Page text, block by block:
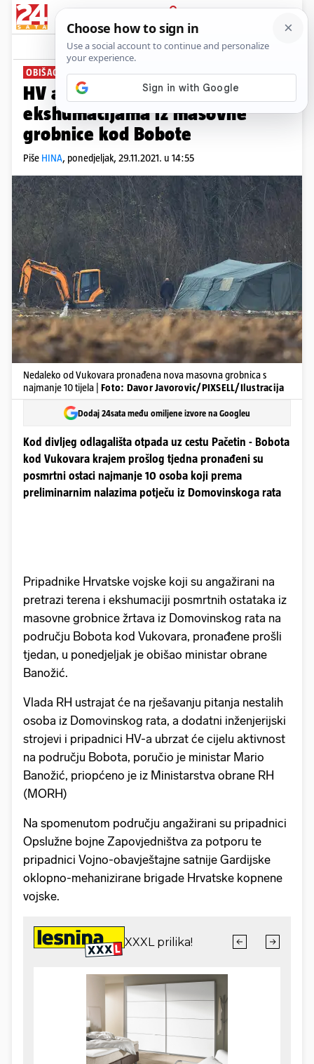
PRIJAVA
News Komentari
OBIŠAO IH BANOŽIĆ
HV angažiran na pretrazi i
ekshumacijama iz masovne
grobnice kod Bobote
Piše HINA, ponedjeljak, 29.11.2021. u 14:55
Nedaleko od Vukovara pronađena nova masovna grobnica s
najmanje 10 tijela | Foto: Davor Javorovic/PIXSELL/Ilustracija
Dodaj 24sata među omiljene izvore na Googleu
Kod divljeg odlagališta otpada uz cestu Pačetin - Bobota
kod Vukovara krajem prošlog tjedna pronađeni su
posmrtni ostaci najmanje 10 osoba koji prema
preliminarnim nalazima potječu iz Domovinskoga rata
Pripadnike Hrvatske vojske koji su angažirani na
pretrazi terena i ekshumaciji posmrtnih ostataka iz
masovne grobnice žrtava iz Domovinskog rata na
području Bobota kod Vukovara, pronađene prošli
tjedan, u ponedjeljak je obišao ministar obrane
Banožić.
Vlada RH ustrajat će na rješavanju pitanja nestalih
osoba iz Domovinskog rata, a dodatni inženjerijski
strojevi i pripadnici HV-a ubrzat će cijelu aktivnost
na području Bobota, poručio je ministar Mario
Banožić, priopćeno je iz Ministarstva obrane RH
(MORH)
Na spomenutom području angažirani su pripadnici
Opslužne bojne Zapovjedništva za potporu te
pripadnici Vojno-obavještajne satnije Gardijske
oklopno-mehanizirane brigade Hrvatske kopnene
vojske.